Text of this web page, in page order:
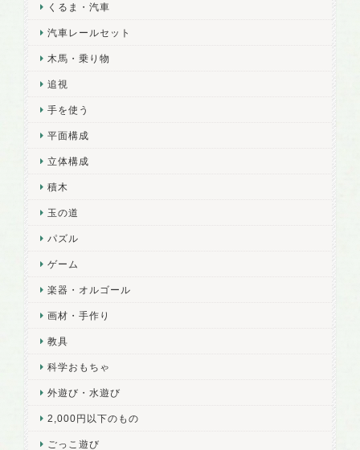
くるま・汽車
汽車レールセット
木馬・乗り物
追視
手を使う
平面構成
立体構成
積木
玉の道
パズル
ゲーム
楽器・オルゴール
画材・手作り
教具
科学おもちゃ
外遊び・水遊び
2,000円以下のもの
ごっこ遊び